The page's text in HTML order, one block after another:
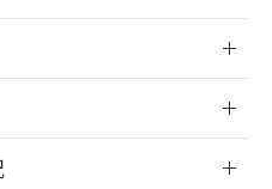
の在庫切替を完了
のことがない限